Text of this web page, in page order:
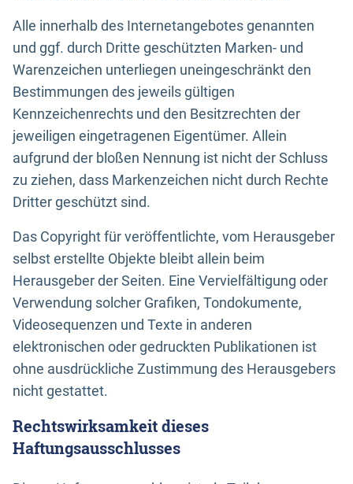
Alle innerhalb des Internetangebotes genannten
und ggf. durch Dritte geschützten Marken- und
Warenzeichen unterliegen uneingeschränkt den
Bestimmungen des jeweils gültigen
Kennzeichenrechts und den Besitzrechten der
jeweiligen eingetragenen Eigentümer. Allein
aufgrund der bloßen Nennung ist nicht der Schluss
zu ziehen, dass Markenzeichen nicht durch Rechte
Dritter geschützt sind.
Das Copyright für veröffentlichte, vom Herausgeber
selbst erstellte Objekte bleibt allein beim
Herausgeber der Seiten. Eine Vervielfältigung oder
Verwendung solcher Grafiken, Tondokumente,
Videosequenzen und Texte in anderen
elektronischen oder gedruckten Publikationen ist
ohne ausdrückliche Zustimmung des Herausgebers
nicht gestattet.
Rechtswirksamkeit dieses
Haftungsausschlusses